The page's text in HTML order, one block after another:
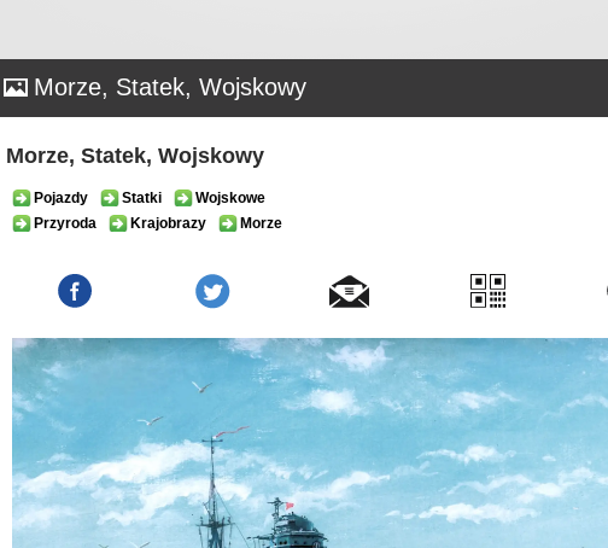
Morze, Statek, Wojskowy
Morze, Statek, Wojskowy
Pojazdy Statki
Wojskowe
Przyroda
Krajobrazy Morze